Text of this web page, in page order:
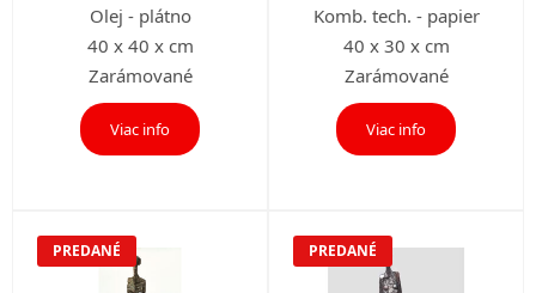
Olej - plátno
40 x 40 x cm
Zarámované
Viac info
Komb. tech. - papier
40 x 30 x cm
Zarámované
Viac info
PREDANÉ PREDANÉ